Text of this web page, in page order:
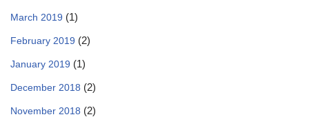
March 2019 (1)
February 2019 (2)
January 2019 (1)
December 2018 (2)
November 2018 (2)